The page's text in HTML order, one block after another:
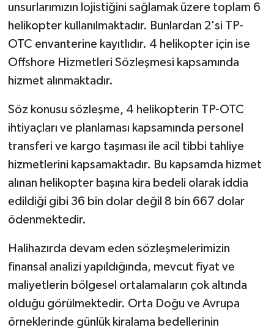
unsurlarımızın lojistiğini sağlamak üzere toplam 6
helikopter kullanılmaktadır. Bunlardan 2'si TP-
OTC envanterine kayıtlıdır. 4 helikopter için ise
Offshore Hizmetleri Sözleşmesi kapsamında
hizmet alınmaktadır.
Söz konusu sözleşme, 4 helikopterin TP-OTC
ihtiyaçları ve planlaması kapsamında personel
transferi ve kargo taşıması ile acil tibbi tahliye
hizmetlerini kapsamaktadır. Bu kapsamda hizmet
alınan helikopter başına kira bedeli olarak iddia
edildiği gibi 36 bin dolar değil 8 bin 667 dolar
ödenmektedir.
Halihazırda devam eden sözleşmelerimizin
finansal analizi yapıldığında, mevcut fiyat ve
maliyetlerin bölgesel ortalamaların çok altında
olduğu görülmektedir. Orta Doğu ve Avrupa
örneklerinde günlük kiralama bedellerinin